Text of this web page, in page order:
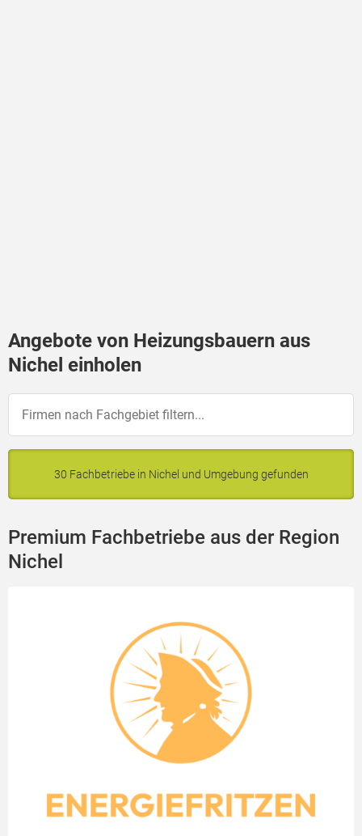
Angebote von Heizungsbauern aus
Nichel einholen
30 Fachbetriebe in Nichel und Umgebung gefunden
Premium Fachbetriebe aus der Region
Nichel